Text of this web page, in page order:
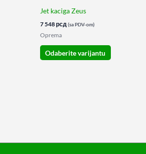
Jet kaciga Zeus
7 548рсд (sa PDV-om)
Oprema
Odaberite varijantu